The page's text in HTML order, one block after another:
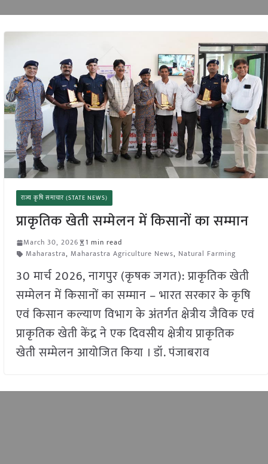
राज्य कृषि समाचार (STATE NEWS)
प्राकृतिक खेती सम्मेलन में किसानों का सम्मान
March 30, 2026
1 min read
Maharastra, Maharastra Agriculture News, Natural Farming
30 मार्च 2026, नागपुर (कृषक जगत): प्राकृतिक खेती
सम्मेलन में किसानों का सम्मान – भारत सरकार के कृषि
एवं किसान कल्याण विभाग के अंतर्गत क्षेत्रीय जैविक एवं
प्राकृतिक खेती केंद्र ने एक दिवसीय क्षेत्रीय प्राकृतिक
खेती सम्मेलन आयोजित किया । डॉ. पंजाबराव